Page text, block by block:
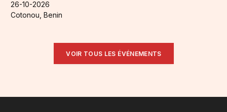
26-10-2026
Cotonou, Benin
VOIR TOUS LES ÉVÉNEMENTS